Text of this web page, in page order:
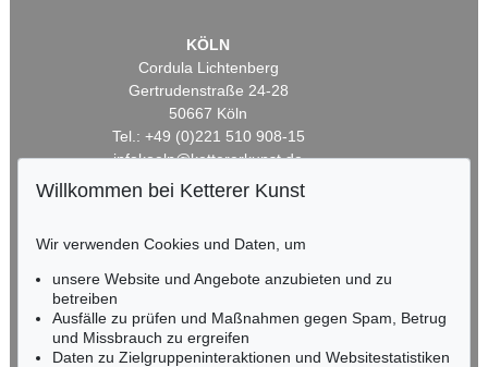
KÖLN
Cordula Lichtenberg
Gertrudenstraße 24-28
50667 Köln
Tel.: +49 (0)221 510 908-15
infokoeln@kettererkunst.de
HESSEN
Miriam Heß
Tel.: +49 (0)62 21 58 80-038
Fax: +49 (0)62 21 58 80-595
infoheidelberg@kettererkunst.de
Willkommen bei Ketterer Kunst
Wir verwenden Cookies und Daten, um
unsere Website und Angebote anzubieten und zu
betreiben
Ausfälle zu prüfen und Maßnahmen gegen Spam, Betrug
und Missbrauch zu ergreifen
Daten zu Zielgruppeninteraktionen und Websitestatistiken